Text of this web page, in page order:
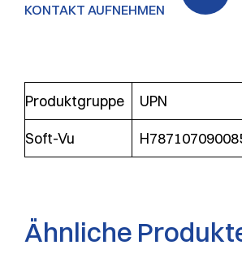
KONTAKT AUFNEHMEN
Produktgruppe UPN
Soft-Vu
Ähnliche